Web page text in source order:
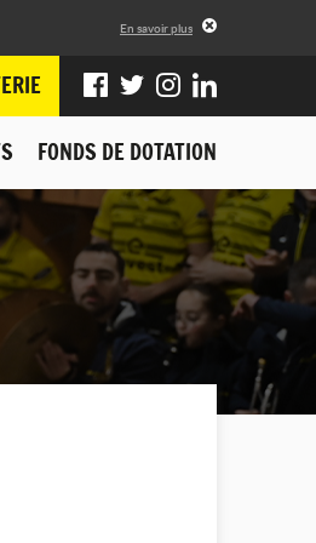
En savoir plus
FONDS DE DOTATION